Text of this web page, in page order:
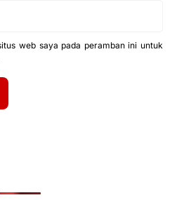
web saya pada peramban ini untuk